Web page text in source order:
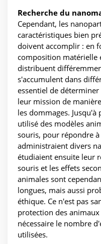
Recherche du
Cependant, les
caractéristiques bien
doivent accomplir : en
composition matérielle
distribuent
s'accumulent dans
essentiel de
leur mission de
les dommages.
utilisé des modèles
souris, pour répondre
administraient divers
étudiaient ensuite leur
souris et les effets
animales sont
longues, mais aussi
éthique. Ce n'est pas
protection des
nécessaire le nombre
utilisées.